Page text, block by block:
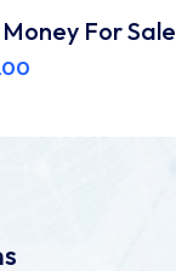
For Sale